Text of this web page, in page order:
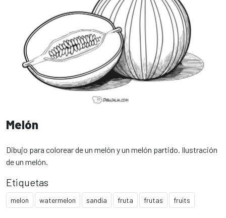
Melón
Dibujo para colorear de un melón y un melón partido. Ilustración
de un melón.
Etiquetas
melon watermelon sandia fruta frutas fruits